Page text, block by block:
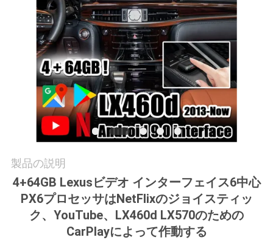
し
な
製品の説明
4+64GB Lexusビデオ インターフェイス6中心
PX6プロセッサはNetFlixのジョイスティッ
ク、YouTube、LX460d LX570のための
CarPlayによって作動する